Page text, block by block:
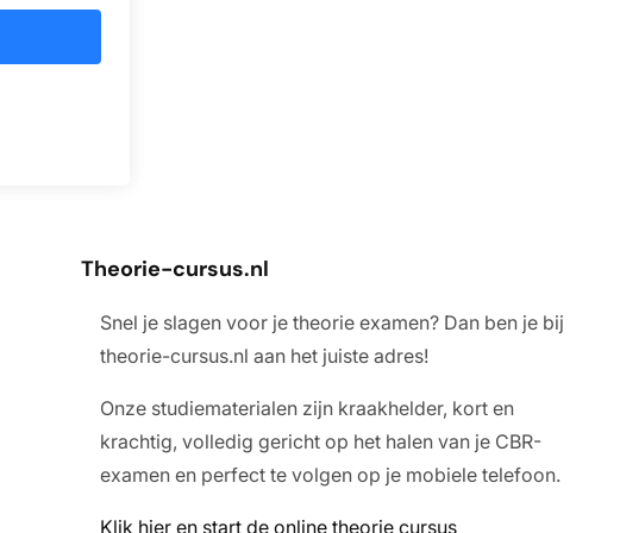
Theorie-cursus.nl
Snel je slagen voor je theorie examen? Dan ben je bij
theorie-cursus.nl aan het juiste adres!
Onze studiematerialen zijn kraakhelder, kort en
krachtig, volledig gericht op het halen van je CBR-
examen en perfect te volgen op je mobiele telefoon.
Klik hier en start de online theorie cursus